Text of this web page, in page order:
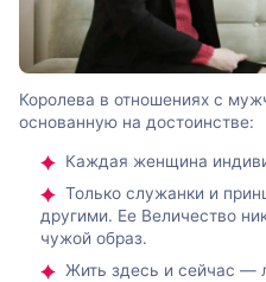
Королева в отношениях с
основанную на достоинстве:
Каждая женщина
Только служанки и
другими. Ее Величество
чужой образ.
Жить здесь и сейчас —